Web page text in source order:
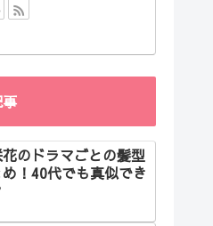
のドラマごとの髪型
め！40代でも真似でき